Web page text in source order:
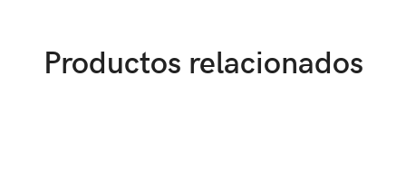
Productos relacionados